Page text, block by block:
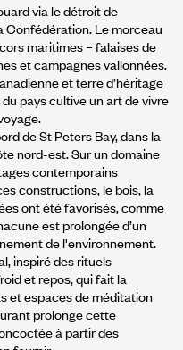
via le détroit de
Confédération. Le morceau
maritimes – falaises de
et campagnes vallonnées.
et terre d’héritage
pays cultive un art de vivre
de St Peters Bay, dans la
nord-est. Sur un domaine
contemporains
constructions, le bois, la
ont été favorisés, comme
est prolongée d’un
de l'environnement.
inspiré des rituels
et repos, qui fait la
et espaces de méditation
prolonge cette
à partir des